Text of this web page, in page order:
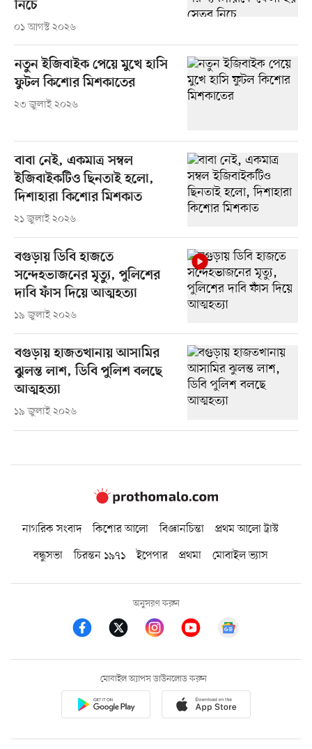
নিচে
০১ আগস্ট ২০২৬
নতুন ইজিবাইক পেয়ে মুখে হাসি
ফুটল কিশোর মিশকাতের
২৩ জুলাই ২০২৬
বাবা নেই, একমাত্র সম্বল
ইজিবাইকটিও ছিনতাই হলো,
দিশাহারা কিশোর মিশকাত
২১ জুলাই ২০২৬
বগুড়ায় ডিবি হাজতে
সন্দেহভাজনের মৃত্যু, পুলিশের
দাবি ফাঁস দিয়ে আত্মহত্যা
১৯ জুলাই ২০২৬
বগুড়ায় হাজতখানায় আসামির
ঝুলন্ত লাশ, ডিবি পুলিশ বলছে
আত্মহত্যা
১৯ জুলাই ২০২৬
নাগরিক সংবাদ কিশোর আলো বিজ্ঞানচিন্তা
প্রথম আলো ট্রাস্ট
বন্ধুসভা
চিরন্তন ১৯৭১ ইপেপার প্রথমা মোবাইল ভ্যাস
অনুসরণ করুন
মোবাইল অ্যাপস ডাউনলোড করুন